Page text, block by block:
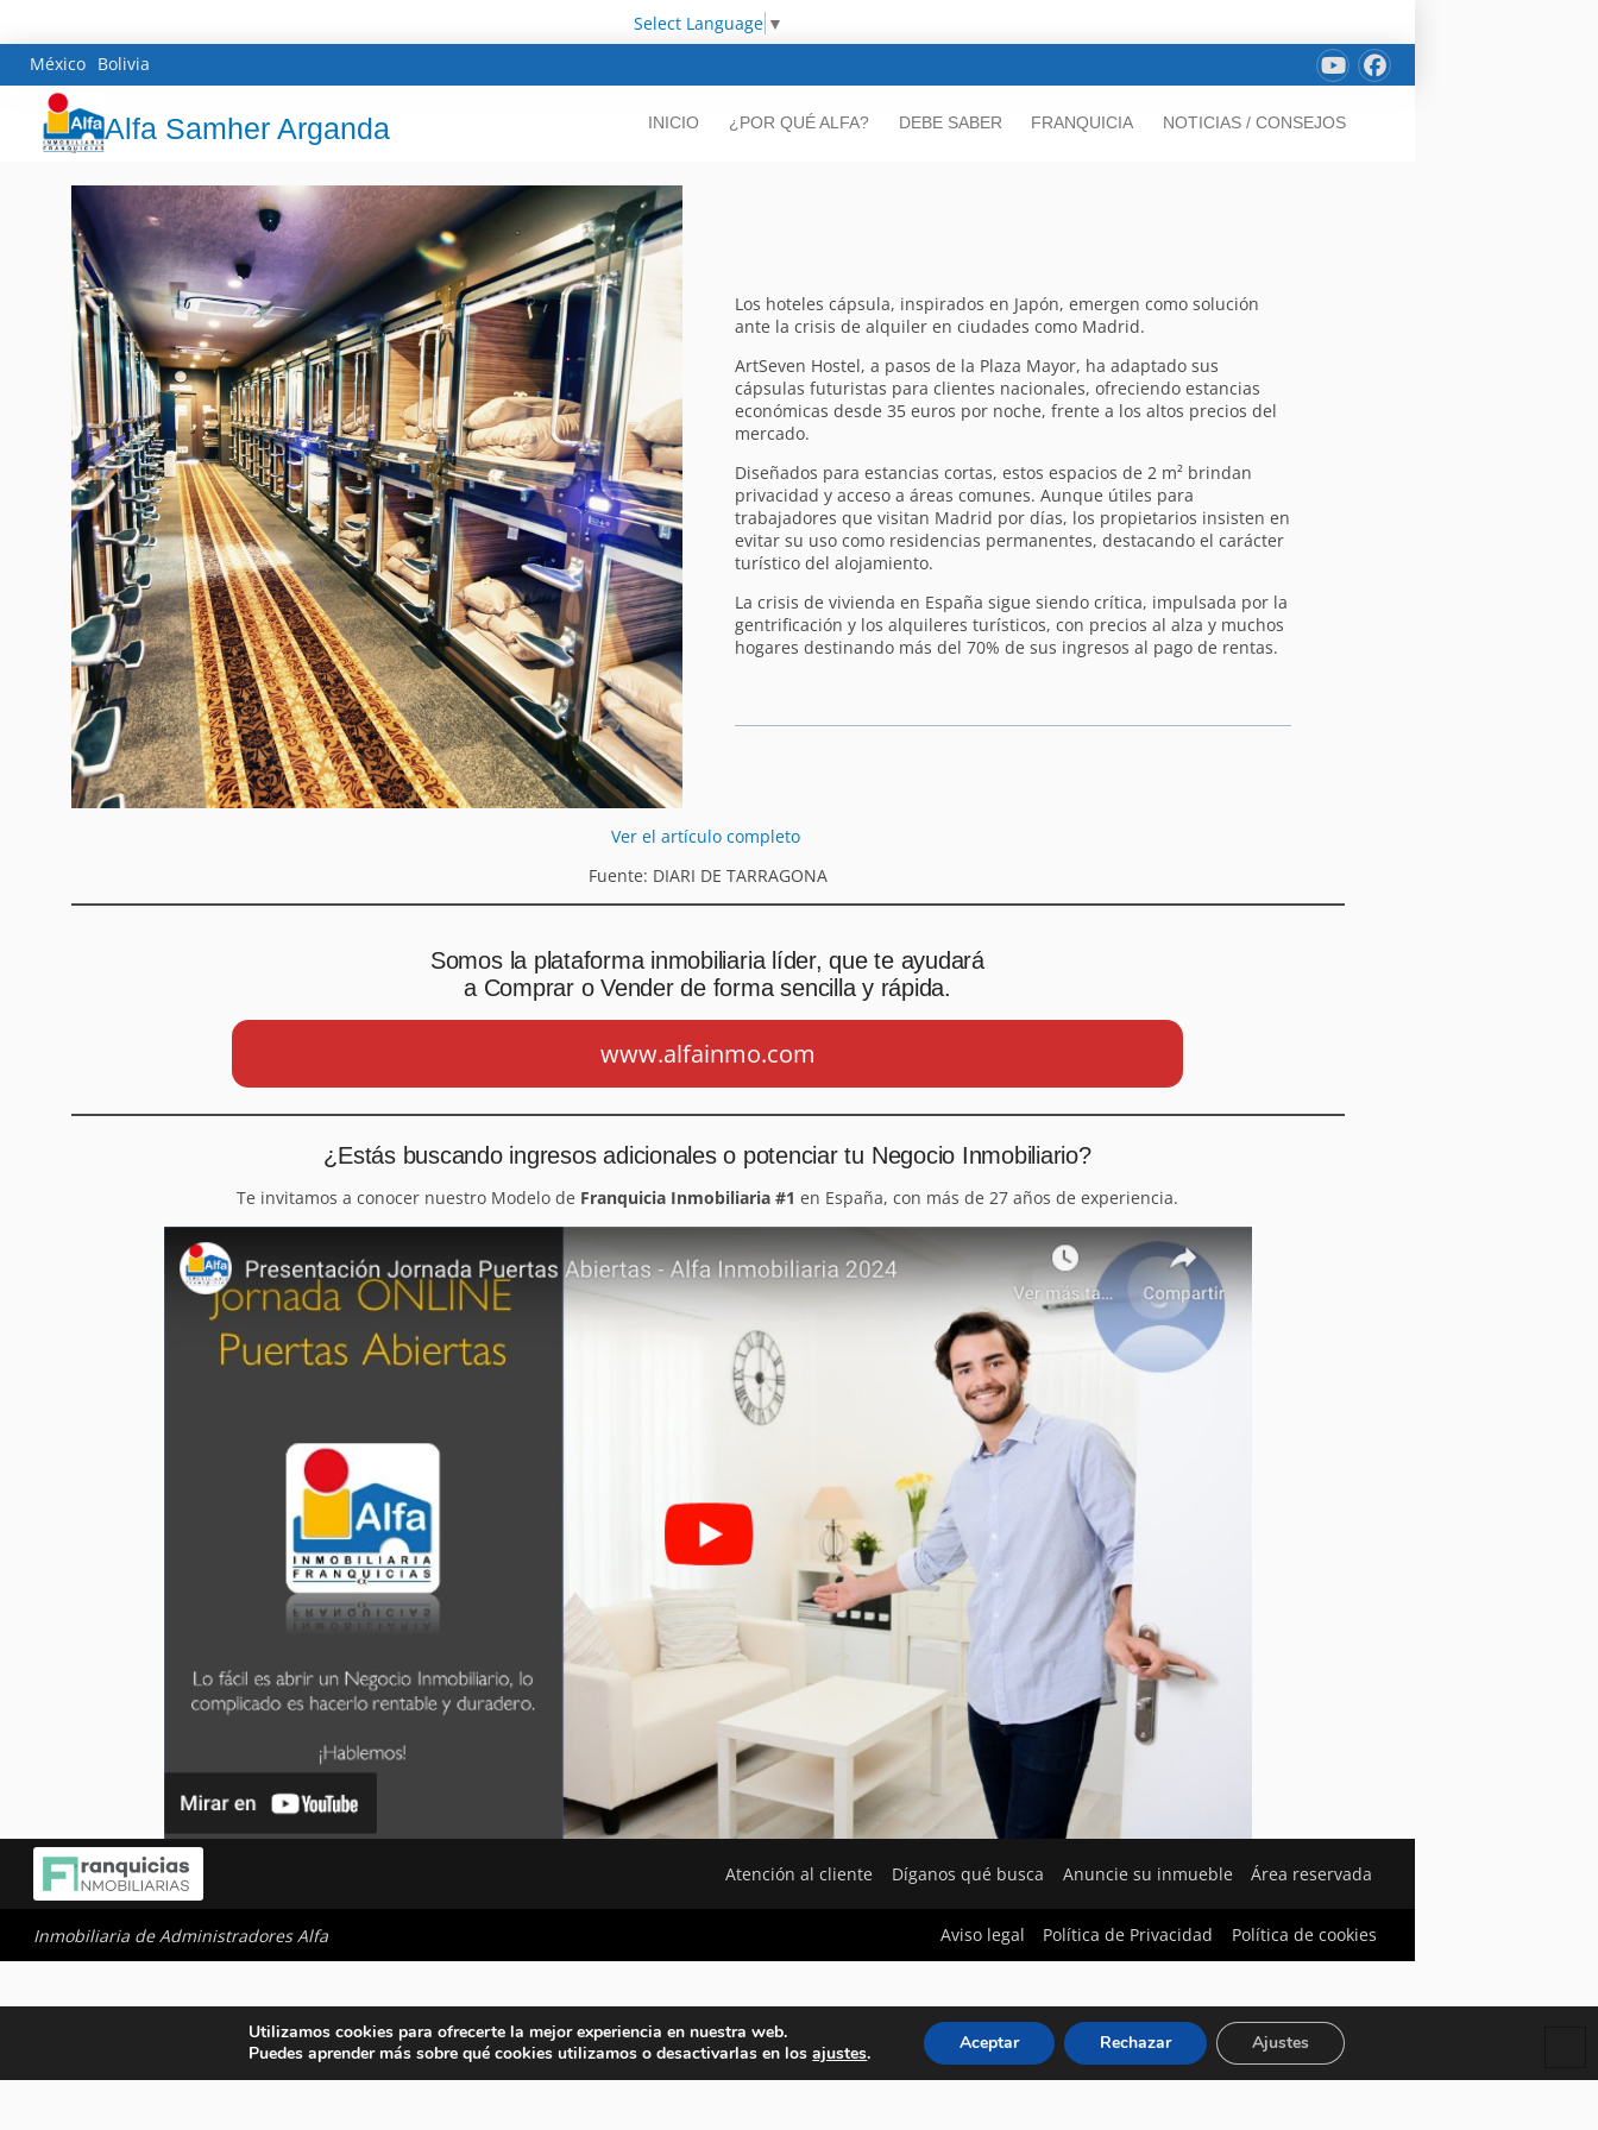
Select Language ▼
México Bolivia
Alfa Samher Arganda INICIO ¿POR QUÉ ALFA? DEBE SABER FRANQUICIA NOTICIAS / CONSEJOS
Los hoteles cápsula, inspirados en Japón, emergen como solución
ante la crisis de alquiler en ciudades como Madrid.
ArtSeven Hostel, a pasos de la Plaza Mayor, ha adaptado sus
cápsulas futuristas para clientes nacionales, ofreciendo estancias
económicas desde 35 euros por noche, frente a los altos precios del
mercado.
Diseñados para estancias cortas, estos espacios de 2 m² brindan
privacidad y acceso a áreas comunes. Aunque útiles para
trabajadores que visitan Madrid por días, los propietarios insisten en
evitar su uso como residencias permanentes, destacando el carácter
turístico del alojamiento.
La crisis de vivienda en España sigue siendo crítica, impulsada por la
gentrificación y los alquileres turísticos, con precios al alza y muchos
hogares destinando más del 70% de sus ingresos al pago de rentas.
Ver el artículo completo
Fuente: DIARI DE TARRAGONA
Somos la plataforma inmobiliaria líder, que te ayudará
a Comprar o Vender de forma sencilla y rápida.
www.alfainmo.com
¿Estás buscando ingresos adicionales o potenciar tu Negocio Inmobiliario?
Te invitamos a conocer nuestro Modelo de Franquicia Inmobiliaria #1 en España, con más de 27 años de experiencia.
Atención al cliente Díganos qué busca Anuncie su inmueble Área reservada
Inmobiliaria de Administradores Alfa Aviso legal Política de Privacidad Política de cookies
Utilizamos cookies para ofrecerte la mejor experiencia en nuestra web.
Puedes aprender más sobre qué cookies utilizamos o desactivarlas en losajustes. Aceptar Rechazar Ajustes